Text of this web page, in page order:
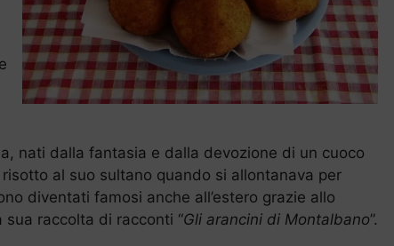
nati dalla fantasia e dalla devozione di un cuoco
al suo sultano quando si allontanava per
diventati famosi anche all’estero grazie allo
raccolta di racconti “Gli arancini di Montalbano”.